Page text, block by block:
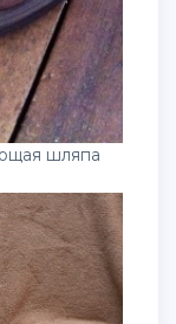
шляпа